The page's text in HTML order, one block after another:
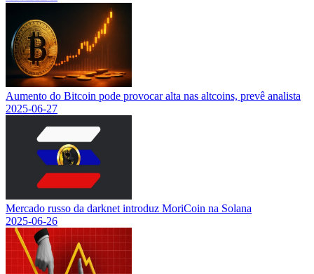
Aumento do Bitcoin pode provocar alta nas altcoins, prevê analista
2025-06-27
Mercado russo da darknet introduz MoriCoin na Solana
2025-06-26